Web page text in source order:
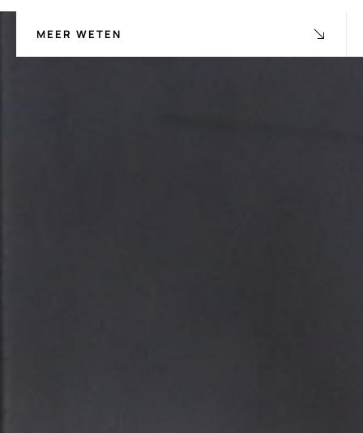
MEER WETEN